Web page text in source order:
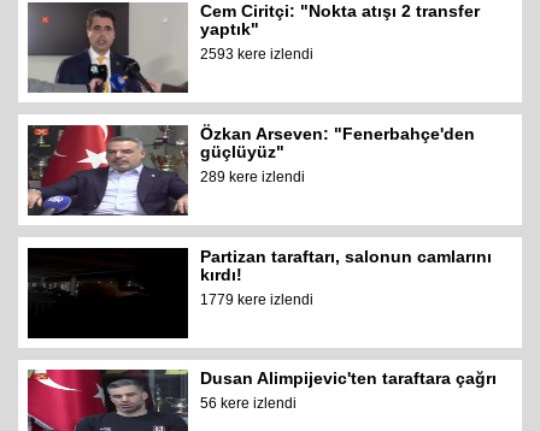
Cem Ciritçi: "Nokta atışı 2 transfer
yaptık"
2593 kere izlendi
Özkan Arseven: "Fenerbahçe'den
güçlüyüz"
289 kere izlendi
Partizan taraftarı, salonun camlarını
kırdı!
1779 kere izlendi
Dusan Alimpijevic'ten taraftara çağrı
56 kere izlendi